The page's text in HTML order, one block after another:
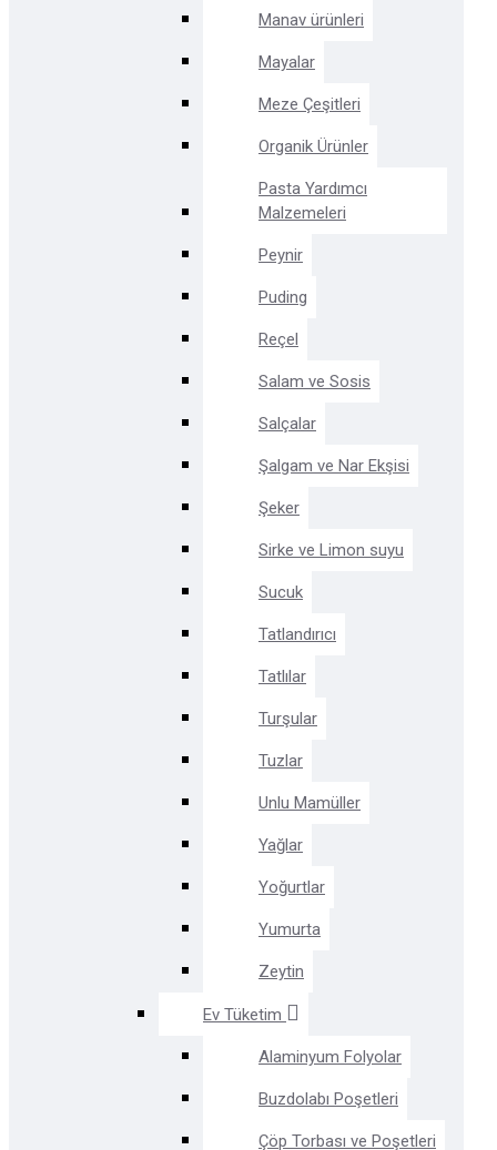
Manav ürünleri
Mayalar
Meze Çeşitleri
Organik Ürünler
Pasta Yardımcı
Malzemeleri
Peynir
Puding
Reçel
Salam ve Sosis
Salçalar
Şalgam ve Nar Ekşisi
Şeker
Sirke ve Limon suyu
Sucuk
Tatlandırıcı
Tatlılar
Turşular
Tuzlar
Unlu Mamüller
Yağlar
Yoğurtlar
Yumurta
Zeytin
Ev Tüketim
Alaminyum Folyolar
Buzdolabı Poşetleri
Çöp Torbası ve Poşetleri